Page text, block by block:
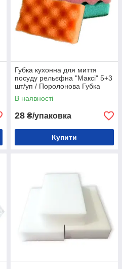
Губка кухонна для миття
посуду рельєфна "Максі" 5+3
шт/уп / Поролонова Губка
для миття посуду
В наявності
28 ₴/упаковка
Купити